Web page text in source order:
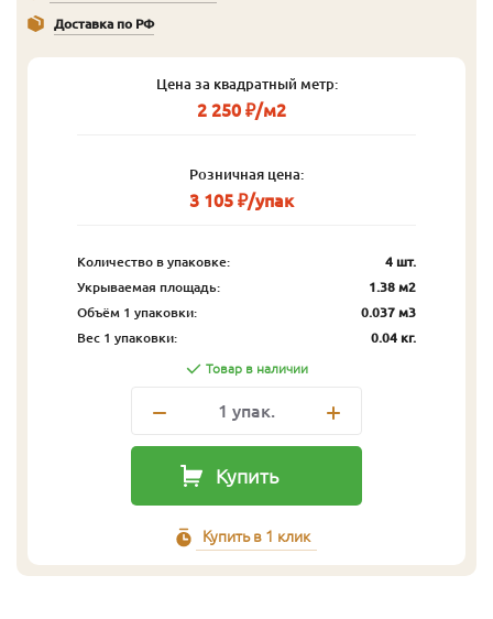
Доставка по РФ
Цена за квадратный метр:
2 250 ₽/м2
Розничная цена:
3 105 ₽/упак
Количество в упаковке:
4 шт.
Укрываемая площадь:
1.38 м2
Объём 1 упаковки:
0.037 м3
Вес 1 упаковки:
0.04 кг.
Товар в наличии
1 упак.
Купить
Купить в 1 клик